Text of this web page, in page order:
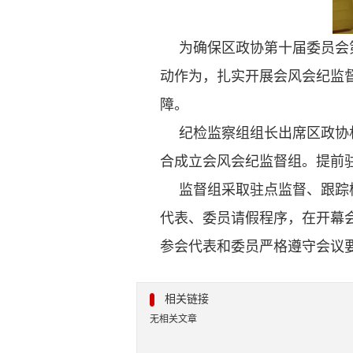
为确保区政协第十届委员
动作为，扎实开展会风会纪监
障。
纪检监察组组长出席区政
合成立会风会纪监督组。提前
监督组采取驻点监督、跟
代表、委员请假程序，在开幕
参会代表和委员严格遵守会议
相关链接
无相关文章